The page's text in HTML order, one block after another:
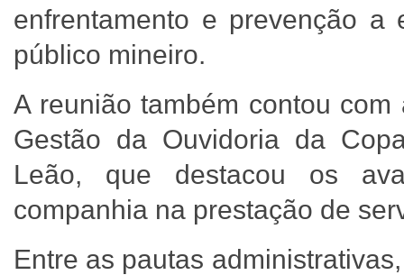
enfrentamento e prevenção
público mineiro.
A reunião também contou
Gestão da Ouvidoria da
Leão, que destacou os
companhia na prestação de
Entre as pautas